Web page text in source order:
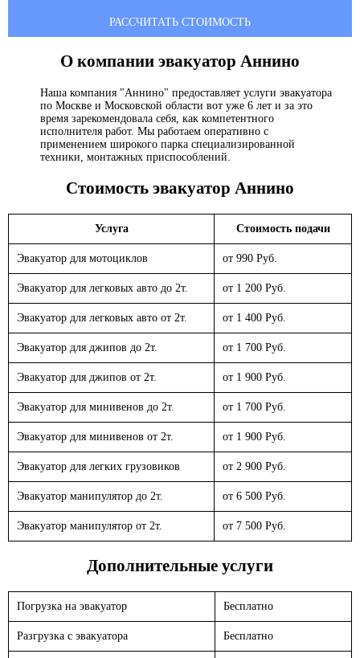
РАССЧИТАТЬ СТОИМОСТЬ
О компании эвакуатор Аннино
Наша компания "Аннино" предоставляет услуги эвакуатора
по Москве и Московской области вот уже 6 лет и за это
время зарекомендовала себя, как компетентного
исполнителя работ. Мы работаем оперативно с
применением широкого парка специализированной
техники, монтажных приспособлений.
Стоимость эвакуатор Аннино
Услуга Стоимость подачи
Эвакуатор для мотоциклов от 990 Руб.
Эвакуатор для легковых авто до 2т. от 1 200 Руб.
Эвакуатор для легковых авто от 2т. от 1 400 Руб.
Эвакуатор для джипов до 2т. от 1 700 Руб.
Эвакуатор для джипов от 2т. от 1 900 Руб.
Эвакуатор для минивенов до 2т. от 1 700 Руб.
Эвакуатор для минивенов от 2т. от 1 900 Руб.
Эвакуатор для легких грузовиков от 2 900 Руб.
Эвакуатор манипулятор до 2т. от 6 500 Руб.
Эвакуатор манипулятор от 2т. от 7 500 Руб.
Дополнительные услуги
Погрузка на эвакуатор Бесплатно
Разгрузка с эвакуатора Бесплатно